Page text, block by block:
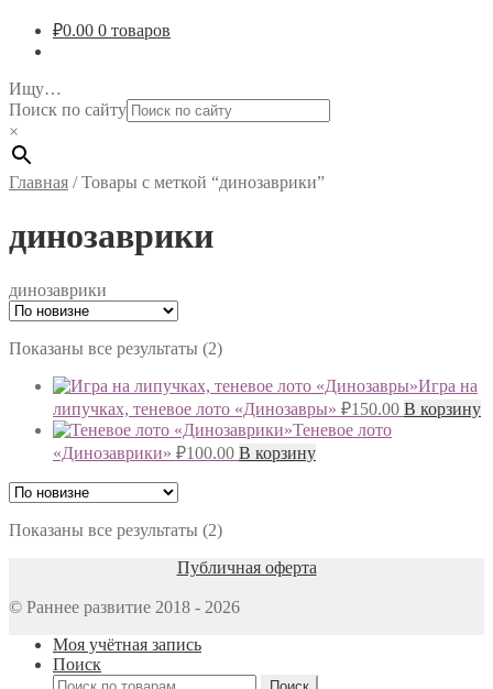
₽0.00 0 товаров
Ищу…
Поиск по сайту
×
Главная /Товары с меткой “динозаврики”
динозаврики
динозаврики
Показаны все результаты (2)Сортировка:
недавние
Игра на
липучках, теневое лото «Динозавры» ₽150.00 В корзину
Теневое лото
«Динозаврики» ₽100.00 В корзину
Показаны все результаты (2)Сортировка:
недавние
Публичная оферта
© Раннее развитие 2018 - 2026
Моя учётная запись
Поиск
Искать: